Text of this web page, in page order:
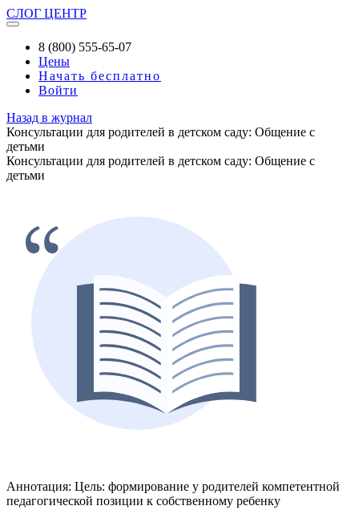
СЛОГ ЦЕНТР
8 (800) 555-65-07
Цены
Начать бесплатно
Войти
Назад в журнал
Консультации для родителей в детском саду: Общение с
детьми
Консультации для родителей в детском саду: Общение с
детьми
Аннотация: Цель: формирование у родителей компетентной
педагогической позиции к собственному ребенку